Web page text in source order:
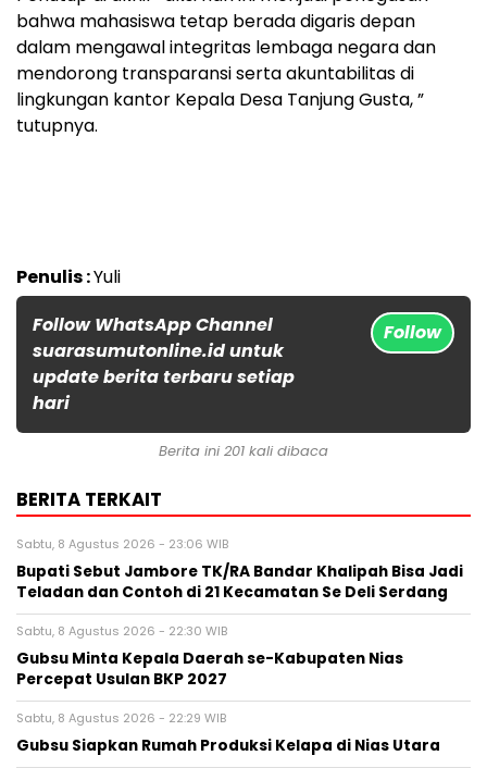
bahwa mahasiswa tetap berada digaris depan
dalam mengawal integritas lembaga negara dan
mendorong transparansi serta akuntabilitas di
lingkungan kantor Kepala Desa Tanjung Gusta, ”
tutupnya.
Penulis :Yuli
Follow WhatsApp Channel
suarasumutonline.id untuk
update berita terbaru setiap
hari
Follow
Berita ini 201 kali dibaca
BERITA TERKAIT
Sabtu, 8 Agustus 2026 - 23:06 WIB
Bupati Sebut Jambore TK/RA Bandar Khalipah Bisa Jadi
Teladan dan Contoh di 21 Kecamatan Se Deli Serdang
Sabtu, 8 Agustus 2026 - 22:30 WIB
Gubsu Minta Kepala Daerah se-Kabupaten Nias
Percepat Usulan BKP 2027
Sabtu, 8 Agustus 2026 - 22:29 WIB
Gubsu Siapkan Rumah Produksi Kelapa di Nias Utara